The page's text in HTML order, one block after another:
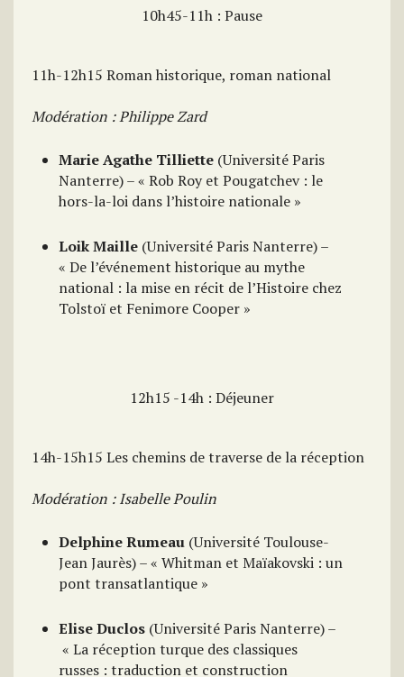
10h45-11h : Pause
11h-12h15 Roman historique, roman national
Modération : Philippe Zard
Marie Agathe Tilliette (Université Paris
Nanterre) – « Rob Roy et Pougatchev : le
hors-la-loi dans l’histoire nationale »
Loik Maille (Université Paris Nanterre) –
« De l’événement historique au mythe
national : la mise en récit de l’Histoire chez
Tolstoï et Fenimore Cooper »
12h15 -14h : Déjeuner
14h-15h15 Les chemins de traverse de la réception
Modération : Isabelle Poulin
Delphine Rumeau (Université Toulouse-
Jean Jaurès) – « Whitman et Maïakovski : un
pont transatlantique »
Elise Duclos (Université Paris Nanterre) –
« La réception turque des classiques
russes : traduction et construction